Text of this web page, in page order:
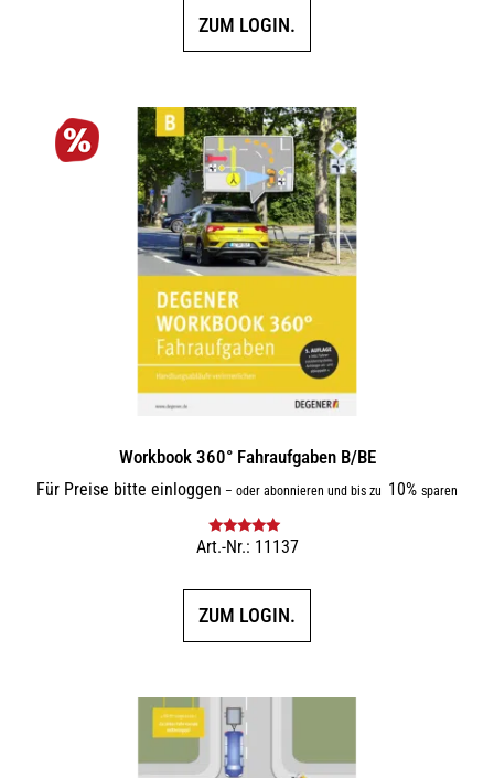
ZUM LOGIN.
Workbook 360° Fahraufgaben B/BE
Für Preise bitte einloggen – oder abonnieren und bis zu 10% sparen
Bewertet mit
Art.-Nr.: 11137
ZUM LOGIN.